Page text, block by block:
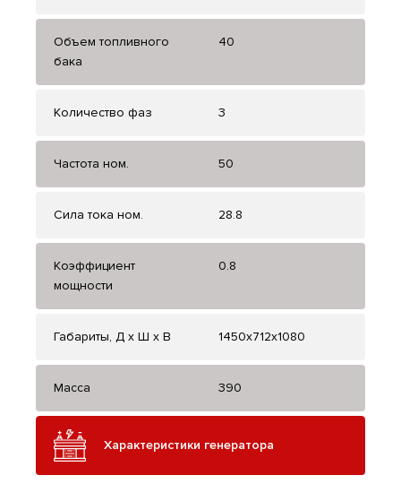
Объем топливного
бака
40
Количество фаз 3
Частота ном. 50
Сила тока ном. 28.8
Коэффициент
мощности
0.8
Габариты, Д x Ш x В 1450х712х1080
Масса 390
Характеристики генератора